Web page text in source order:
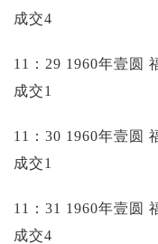
成交4
11：29 1960年壹圆
成交1
11：30 1960年壹圆
成交1
11：31 1960年壹圆
成交4